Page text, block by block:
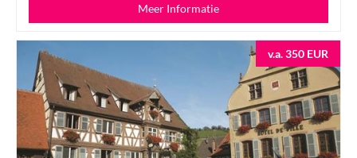
Meer Informatie
v.a. 350 EUR